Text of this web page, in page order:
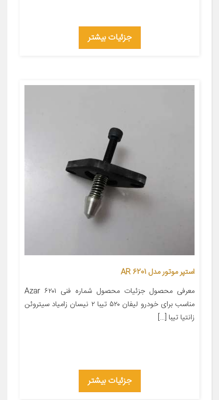
جزئیات بیشتر
استپر موتور مدل AR 6201
معرفی محصول جزئیات محصول شماره فنی Azar ۶۲۰۱
مناسب برای خودرو لیفان ۵۲۰ تیبا ۲ نیسان زامیاد سیتروئن
زانتیا تیبا […]
جزئیات بیشتر